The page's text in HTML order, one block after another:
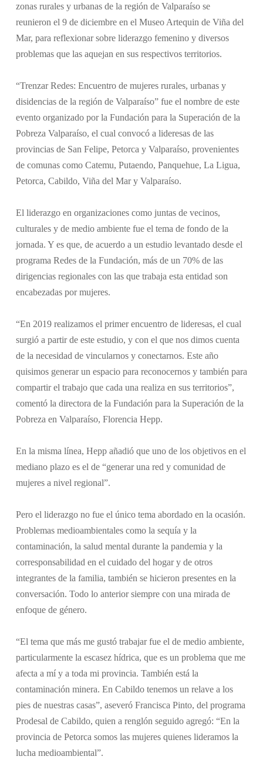
zonas rurales y urbanas de la región de Valparaíso se
reunieron el 9 de diciembre en el Museo Artequin de Viña del
Mar, para reflexionar sobre liderazgo femenino y diversos
problemas que las aquejan en sus respectivos territorios.
“Trenzar Redes: Encuentro de mujeres rurales, urbanas y
disidencias de la región de Valparaíso” fue el nombre de este
evento organizado por la Fundación para la Superación de la
Pobreza Valparaíso, el cual convocó a lideresas de las
provincias de San Felipe, Petorca y Valparaíso, provenientes
de comunas como Catemu, Putaendo, Panquehue, La Ligua,
Petorca, Cabildo, Viña del Mar y Valparaíso.
El liderazgo en organizaciones como juntas de vecinos,
culturales y de medio ambiente fue el tema de fondo de la
jornada. Y es que, de acuerdo a un estudio levantado desde el
programa Redes de la Fundación, más de un 70% de las
dirigencias regionales con las que trabaja esta entidad son
encabezadas por mujeres.
“En 2019 realizamos el primer encuentro de lideresas, el cual
surgió a partir de este estudio, y con el que nos dimos cuenta
de la necesidad de vincularnos y conectarnos. Este año
quisimos generar un espacio para reconocernos y también para
compartir el trabajo que cada una realiza en sus territorios”,
comentó la directora de la Fundación para la Superación de la
Pobreza en Valparaíso, Florencia Hepp.
En la misma línea, Hepp añadió que uno de los objetivos en el
mediano plazo es el de “generar una red y comunidad de
mujeres a nivel regional”.
Pero el liderazgo no fue el único tema abordado en la ocasión.
Problemas medioambientales como la sequía y la
contaminación, la salud mental durante la pandemia y la
corresponsabilidad en el cuidado del hogar y de otros
integrantes de la familia, también se hicieron presentes en la
conversación. Todo lo anterior siempre con una mirada de
enfoque de género.
“El tema que más me gustó trabajar fue el de medio ambiente,
particularmente la escasez hídrica, que es un problema que me
afecta a mí y a toda mi provincia. También está la
contaminación minera. En Cabildo tenemos un relave a los
pies de nuestras casas”, aseveró Francisca Pinto, del programa
Prodesal de Cabildo, quien a renglón seguido agregó: “En la
provincia de Petorca somos las mujeres quienes lideramos la
lucha medioambiental”.